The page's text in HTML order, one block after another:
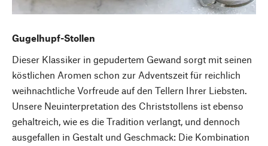
Gugelhupf-Stollen
Dieser Klassiker in gepudertem Gewand sorgt mit seinen
köstlichen Aromen schon zur Adventszeit für reichlich
weihnachtliche Vorfreude auf den Tellern Ihrer Liebsten.
Unsere Neuinterpretation des Christstollens ist ebenso
gehaltreich, wie es die Tradition verlangt, und dennoch
ausgefallen in Gestalt und Geschmack: Die Kombination